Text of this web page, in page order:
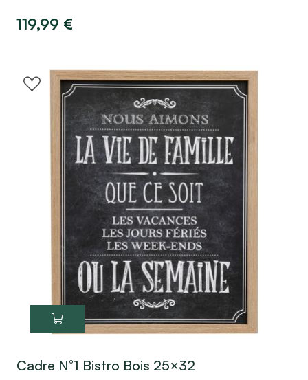
119,99 €
Cadre N°1 Bistro Bois 25×32